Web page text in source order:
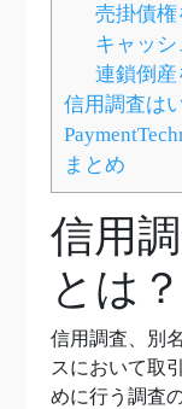
売掛債
キャッ
連鎖倒産
信用調査は
まとめ
信用
とは？
信用調査、別
スにおいて取
めに行う調査